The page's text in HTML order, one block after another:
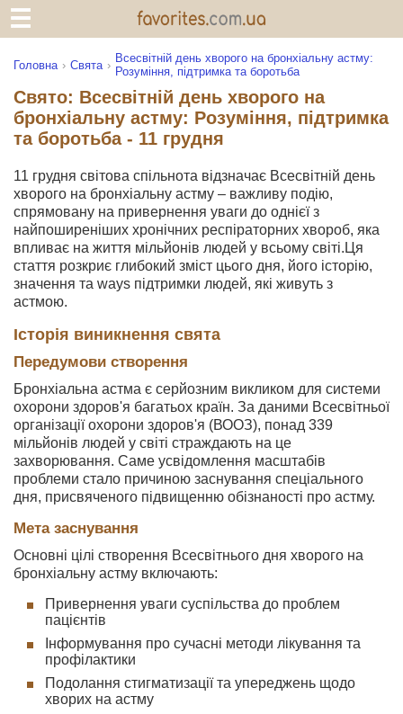
Головна Свята
Всесвітній день хворого на бронхіальну астму:
Розуміння, підтримка та боротьба
Свято: Всесвітній день хворого на
бронхіальну астму: Розуміння, підтримка
та боротьба - 11 грудня
11 грудня світова спільнота відзначає Всесвітній день
хворого на бронхіальну астму – важливу подію,
спрямовану на привернення уваги до однієї з
найпоширеніших хронічних респіраторних хвороб, яка
впливає на життя мільйонів людей у всьому світі.Ця
стаття розкриє глибокий зміст цього дня, його історію,
значення та ways підтримки людей, які живуть з
астмою.
Історія виникнення свята
Передумови створення
Бронхіальна астма є серйозним викликом для системи
охорони здоров'я багатьох країн. За даними Всесвітньої
організації охорони здоров'я (ВООЗ), понад 339
мільйонів людей у світі страждають на це
захворювання. Саме усвідомлення масштабів
проблеми стало причиною заснування спеціального
дня, присвяченого підвищенню обізнаності про астму.
Мета заснування
Основні цілі створення Всесвітнього дня хворого на
бронхіальну астму включають:
Привернення уваги суспільства до проблем
пацієнтів
Інформування про сучасні методи лікування та
профілактики
Подолання стигматизації та упереджень щодо
хворих на астму